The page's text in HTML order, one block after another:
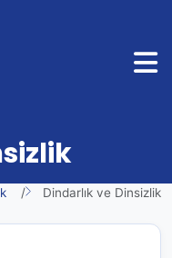
Dindarlık ve Dinsizlik